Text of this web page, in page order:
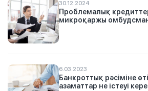
30.12.2024
Проблемалық
микроқаржы
6.03.2023
Банкроттық рәсіміне
азаматтар не істеуі